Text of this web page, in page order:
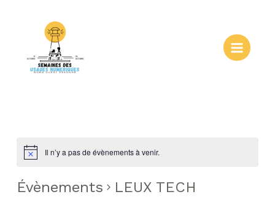
Main
Il n’y a pas de évènements à venir.
Évènements LEUX TECH